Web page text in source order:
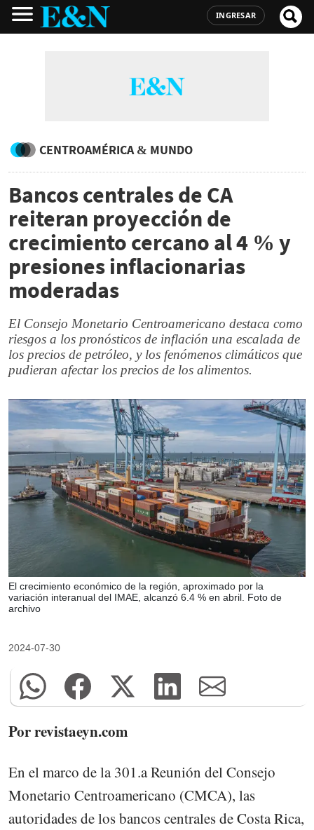
INGRESAR
CENTROAMÉRICA & MUNDO
Bancos centrales de CA
reiteran proyección de
crecimiento cercano al 4 % y
presiones inflacionarias
moderadas
El Consejo Monetario Centroamericano destaca como
riesgos a los pronósticos de inflación una escalada de
los precios de petróleo, y los fenómenos climáticos que
pudieran afectar los precios de los alimentos.
El crecimiento económico de la región, aproximado por la
variación interanual del IMAE, alcanzó 6.4 % en abril. Foto de
archivo
2024-07-30
Por revistaeyn.com
En el marco de la 301.a Reunión del Consejo
Monetario Centroamericano (CMCA), las
autoridades de los bancos centrales de Costa Rica,